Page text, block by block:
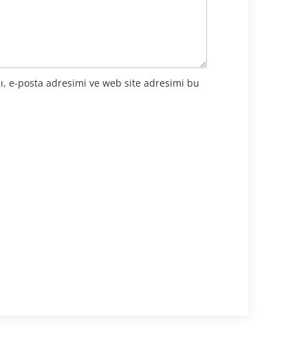
e-posta adresimi ve web site adresimi bu